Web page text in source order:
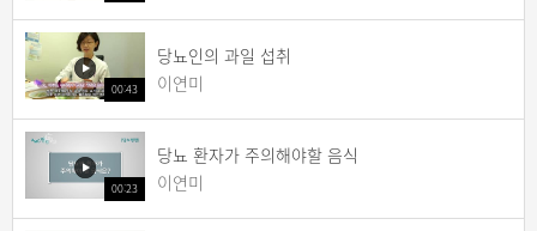
00:43
당뇨인의 과일 섭취
이연미
00:23
당뇨 환자가 주의해야할 음식
이연미